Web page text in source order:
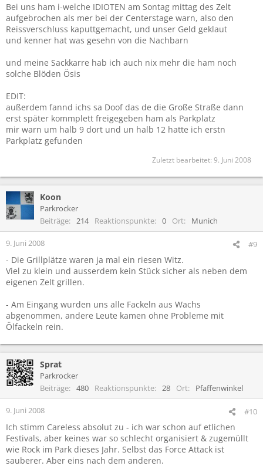
Bei uns ham i-welche IDIOTEN am Sontag mittag des Zelt
aufgebrochen als mer bei der Centerstage warn, also den
Reissverschluss kaputtgemacht, und unser Geld geklaut
und kenner hat was gesehn von die Nachbarn
und meine Sackkarre hab ich auch nix mehr die ham noch
solche Blöden Ösis
EDIT:
außerdem fannd ichs sa Doof das de die Große Straße dann
erst später kommplett freigegeben ham als Parkplatz
mir warn um halb 9 dort und un halb 12 hatte ich erstn
Parkplatz gefunden
Zuletzt bearbeitet: 9. Juni 2008
Koon
Parkrocker
Beiträge
214 Reaktionspunkte 0 Ort Munich
9. Juni 2008 #9
- Die Grillplätze waren ja mal ein riesen Witz.
Viel zu klein und ausserdem kein Stück sicher als neben dem
eigenen Zelt grillen.
- Am Eingang wurden uns alle Fackeln aus Wachs
abgenommen, andere Leute kamen ohne Probleme mit
Ölfackeln rein.
Sprat
Parkrocker
Beiträge
480 Reaktionspunkte 28 Ort Pfaffenwinkel
9. Juni 2008 #10
Ich stimm Careless absolut zu - ich war schon auf etlichen
Festivals, aber keines war so schlecht organisiert & zugemüllt
wie Rock im Park dieses Jahr. Selbst das Force Attack ist
sauberer. Aber eins nach dem anderen.